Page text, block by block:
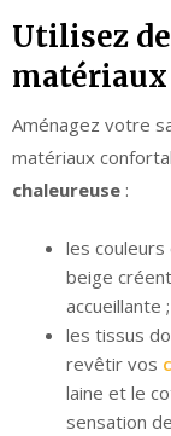
Utilisez
Aménagez votre
matériaux
chaleureuse :
les couleurs
beige
accueillante ;
les tissus
revêtir vos
laine et le
sensation